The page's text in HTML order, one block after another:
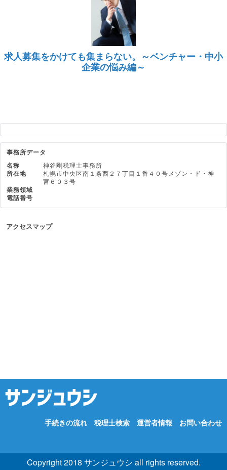
求人募集をかけても集まらない。～ベンチャー・中小
企業の悩み編～
事務所データ
名称
神谷剛税理士事務所
所在地
札幌市中央区南１条西２７丁目１番４０号メゾン・ド・神
宮６０３号
業務領域
電話番号
アクセスマップ
手続きの流れ 税理士検索 運営者情報 お問い合わせ
Copyright 2018 サンジュウシ all rights reserved.